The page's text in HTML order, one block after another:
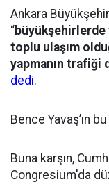
Ankara
“
toplu ulaşım
yapmanın trafiği
dedi.
Bence Yavaş’ın
Buna karşın,
Congresium'da